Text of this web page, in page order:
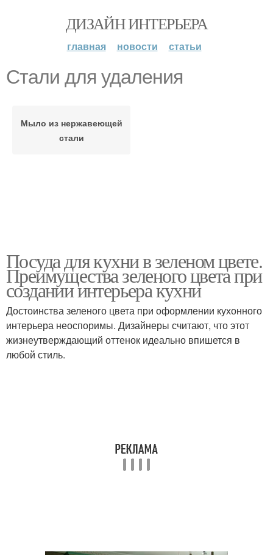
ДИЗАЙН ИНТЕРЬЕРА
главная новости статьи
Стали для удаления
Мыло из нержавеющей
стали
Посуда для кухни в зеленом цвете.
Преимущества зеленого цвета при
создании интерьера кухни
Достоинства зеленого цвета при оформлении кухонного
интерьера неоспоримы. Дизайнеры считают, что этот
жизнеутверждающий оттенок идеально впишется в
любой стиль.